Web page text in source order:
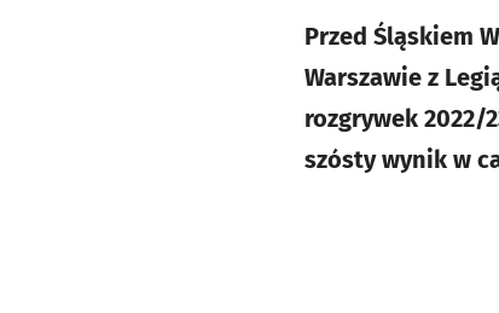
Przed Śląskiem
Warszawie z
rozgrywek 2022/
szósty wynik w